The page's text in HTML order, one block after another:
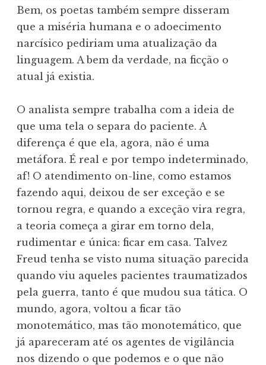
Bem, os poetas também sempre disseram
que a miséria humana e o adoecimento
narcísico pediriam uma atualização da
linguagem. A bem da verdade, na ficção o
atual já existia.
O analista sempre trabalha com a ideia de
que uma tela o separa do paciente. A
diferença é que ela, agora, não é uma
metáfora. É real e por tempo indeterminado,
af! O atendimento on-line, como estamos
fazendo aqui, deixou de ser exceção e se
tornou regra, e quando a exceção vira regra,
a teoria começa a girar em torno dela,
rudimentar e única: ficar em casa. Talvez
Freud tenha se visto numa situação parecida
quando viu aqueles pacientes traumatizados
pela guerra, tanto é que mudou sua tática. O
mundo, agora, voltou a ficar tão
monotemático, mas tão monotemático, que
já apareceram até os agentes de vigilância
nos dizendo o que podemos e o que não